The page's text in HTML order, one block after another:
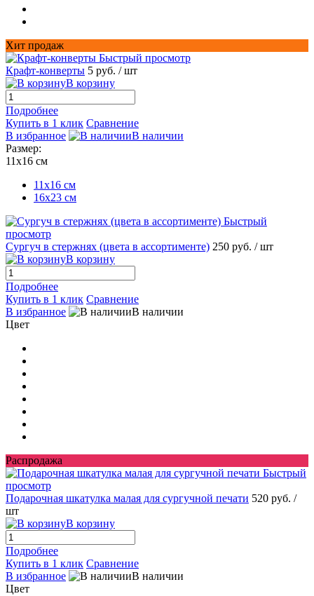
Хит продаж
Быстрый просмотр
Крафт-конверты 5 руб. / шт
В корзину
Подробнее
Купить в 1 клик Сравнение
В избранное
В наличии
Размер:
11х16 см
11х16 см
16x23 см
Быстрый
просмотр
Сургуч в стержнях (цвета в ассортименте) 250 руб. / шт
В корзину
Подробнее
Купить в 1 клик Сравнение
В избранное
В наличии
Цвет
Распродажа
Быстрый
просмотр
Подарочная шкатулка малая для сургучной печати 520 руб. /
шт
В корзину
Подробнее
Купить в 1 клик Сравнение
В избранное
В наличии
Цвет